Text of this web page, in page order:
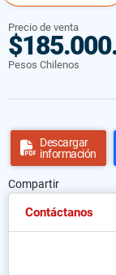
Precio de venta
Pesos Chilenos
Descargar
información
Compartir
Contáctanos